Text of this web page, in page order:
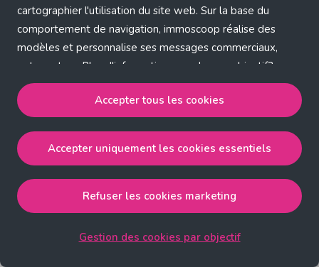
cartographier l'utilisation du site web. Sur la base du
comportement de navigation, immoscoop réalise des
modèles et personnalise ses messages commerciaux,
entre autres. Plus d'informations sur chaque objectif?
Cliquez sur 'Gestion des cookies par objectif'.
Notre politique de cookies
Accepter tous les cookies
strictement nécessaires, performance, fonctionnalité et
publicité ciblée.
Accepter uniquement les cookies essentielsaccepte
les cookies strictement nécessaires.
Accepter tous les cookies
Accepter uniquement les cookies essentiels
Refuser les cookies marketing
Gestion des cookies par objectif